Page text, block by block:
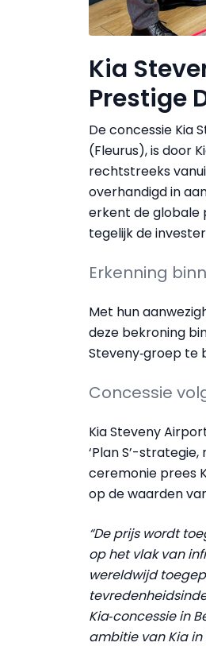
Kia
Prestige
De concessie Kia
(Fleurus), is door
rechtstreeks
overhandigd in
erkent de globale
tegelijk de
Erkenning
Met hun
deze bekroning
Steveny‑groep te
Concessie
Kia Steveny
‘Plan S’-
ceremonie prees
op de waarden
“De prijs wordt
op het vlak van
wereldwijd
Kia‑concessie in
ambitie van Kia